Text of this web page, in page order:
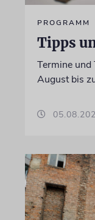
PROGRAMM
Tipps
Termine und
August bis